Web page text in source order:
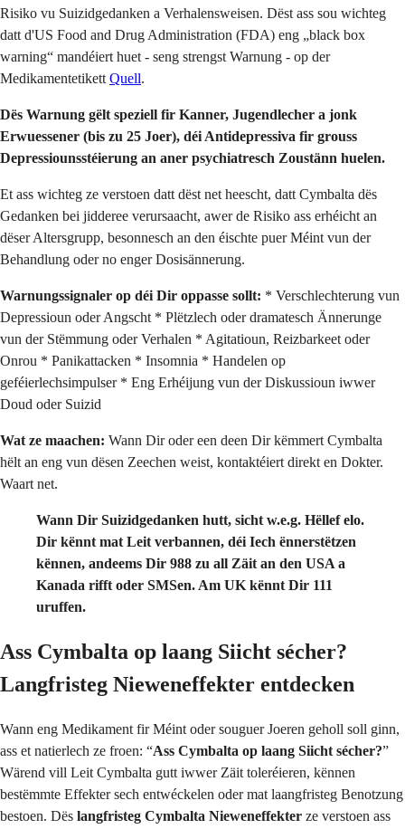
Risiko vu Suizidgedanken a Verhalensweisen. Dëst ass sou wichteg
datt d'US Food and Drug Administration (FDA) eng „black box
warning“ mandéiert huet - seng strengst Warnung - op der
Medikamentetikett Quell.
Dës Warnung gëlt speziell fir Kanner, Jugendlecher a jonk
Erwuessener (bis zu 25 Joer), déi Antidepressiva fir grouss
Depressiounsstéierung an aner psychiatresch Zoustänn huelen.
Et ass wichteg ze verstoen datt dëst net heescht, datt Cymbalta dës
Gedanken bei jidderee verursaacht, awer de Risiko ass erhéicht an
dëser Altersgrupp, besonnesch an den éischte puer Méint vun der
Behandlung oder no enger Dosisännerung.
Warnungssignaler op déi Dir oppasse sollt: * Verschlechterung vun
Depressioun oder Angscht * Plëtzlech oder dramatesch Ännerunge
vun der Stëmmung oder Verhalen * Agitatioun, Reizbarkeet oder
Onrou * Panikattacken * Insomnia * Handelen op
geféierlechsimpulser * Eng Erhéijung vun der Diskussioun iwwer
Doud oder Suizid
Wat ze maachen: Wann Dir oder een deen Dir këmmert Cymbalta
hëlt an eng vun dësen Zeechen weist, kontaktéiert direkt en Dokter.
Waart net.
Wann Dir Suizidgedanken hutt, sicht w.e.g. Hëllef elo.
Dir kënnt mat Leit verbannen, déi Iech ënnerstëtzen
kënnen, andeems Dir 988 zu all Zäit an den USA a
Kanada rifft oder SMSen. Am UK kënnt Dir 111
uruffen.
Ass Cymbalta op laang Siicht sécher?
Langfristeg Nieweneffekter entdecken
Wann eng Medikament fir Méint oder souguer Joeren geholl soll ginn,
ass et natierlech ze froen: “Ass Cymbalta op laang Siicht sécher?”
Wärend vill Leit Cymbalta gutt iwwer Zäit toleréieren, kënnen
bestëmmte Effekter sech entwéckelen oder mat laangfristeg Benotzung
bestoen. Dës langfristeg Cymbalta Nieweneffekter ze verstoen ass